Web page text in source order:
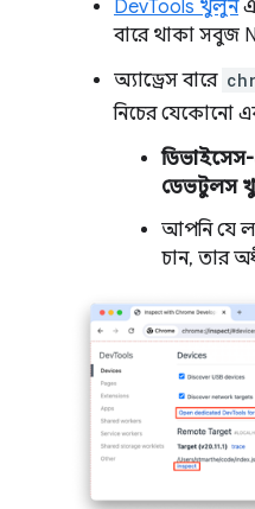
DevTools খুলুন
বারে থাকা সবুজ
অ্যাড্রেস বারে
নিচের যেকোনো
ডেভটুলস
আপনি যে
চান, তার